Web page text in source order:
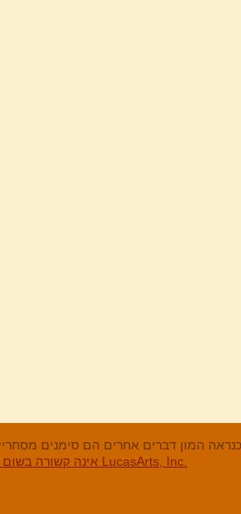
האחרים והסימנים המסחריים הרשומים הם בבעלות החברות שלהם. ScummVM אינה קשורה בשום צורה עם LucasArts, Inc.